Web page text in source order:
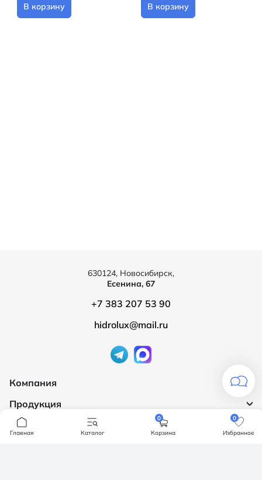
В корзину В корзину
Компания
О компании
Бренды
Продукция
Ванны
630124, Новосибирск,
Есенина, 67
+7 383 207 53 90
hidrolux@mail.ru
Главная Каталог
0
Корзина
0
Избранное